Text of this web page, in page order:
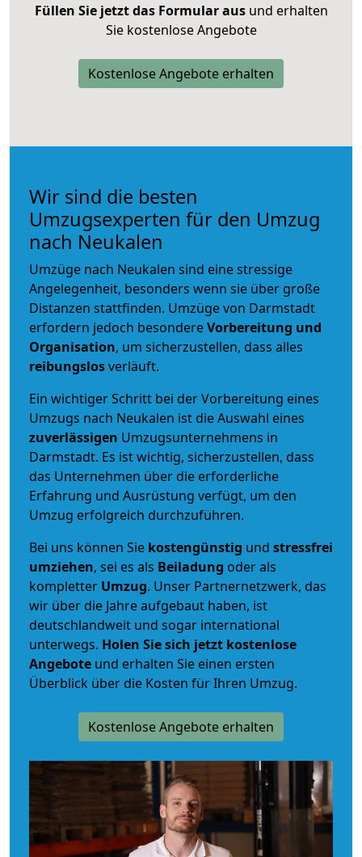
Füllen Sie jetzt das Formular ausund erhalten
Sie kostenlose Angebote
Kostenlose Angebote erhalten
Wir sind die besten
Umzugsexperten für den Umzug
nach Neukalen
Umzüge nach Neukalen sind eine stressige
Angelegenheit, besonders wenn sie über große
Distanzen stattfinden. Umzüge von Darmstadt
erfordern jedoch besondereVorbereitung und
Organisation, um sicherzustellen, dass alles
reibungslosverläuft.
Ein wichtiger Schritt bei der Vorbereitung eines
Umzugs nach Neukalen ist die Auswahl eines
zuverlässigen Umzugsunternehmens in
Darmstadt. Es ist wichtig, sicherzustellen, dass
das Unternehmen über die erforderliche
Erfahrung und Ausrüstung verfügt, um den
Umzug erfolgreich durchzuführen.
Bei uns können Sie kostengünstig und stressfrei
umziehen, sei es als Beiladung oder als
kompletter Umzug. Unser Partnernetzwerk, das
wir über die Jahre aufgebaut haben, ist
deutschlandweit und sogar international
unterwegs. Holen Sie sich jetzt kostenlose
Angebote und erhalten Sie einen ersten
Überblick über die Kosten für Ihren Umzug.
Kostenlose Angebote erhalten